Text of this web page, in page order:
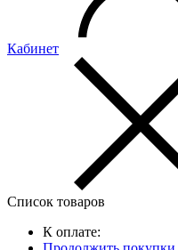
Кабинет
Список товаров
К оплате: